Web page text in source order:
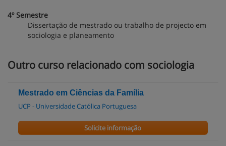
4º Semestre
Dissertação de mestrado ou trabalho de projecto em
sociologia e planeamento
Outro curso relacionado com sociologia
Mestrado em Ciências da Família
UCP - Universidade Católica Portuguesa
Solicite informação